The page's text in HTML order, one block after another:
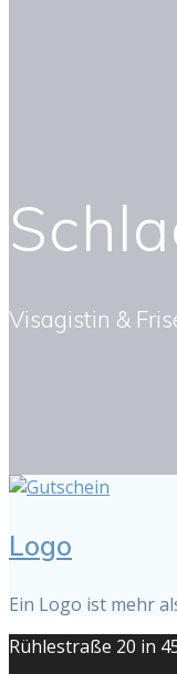
Visagistin &
Logo
Ein Logo ist mehr
Rühlestraße 20 in